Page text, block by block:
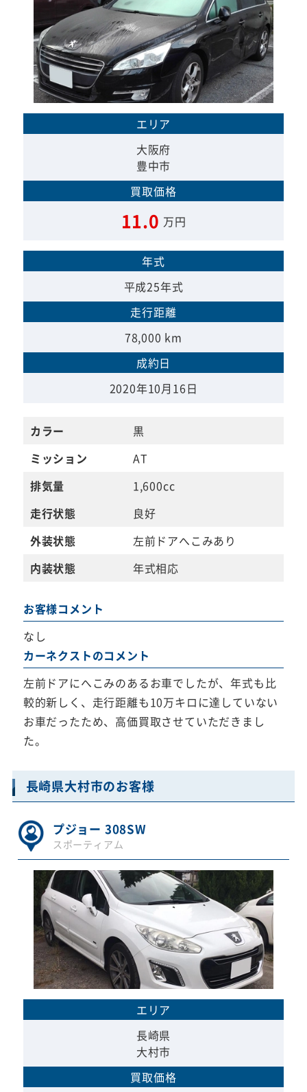
エリア
大阪府
豊中市
買取価格
11.0 万円
年式
平成25年式
走行距離
78,000 km
成約日
2020年10月16日
カラー
黒
ミッション
AT
排気量
1,600cc
走行状態
良好
外装状態
左前ドアへこみあり
内装状態
年式相応
お客様コメント
なし
カーネクストのコメント
左前ドアにへこみのあるお車でしたが、年式も比
較的新しく、走行距離も10万キロに達していない
お車だったため、高価買取させていただきまし
た。
長崎県大村市のお客様
プジョー 308SW
スポーティアム
エリア
長崎県
大村市
買取価格